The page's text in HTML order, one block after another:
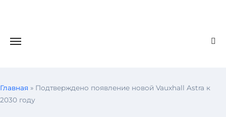
Главная » Подтверждено появление новой Vauxhall Astra к
2030 году